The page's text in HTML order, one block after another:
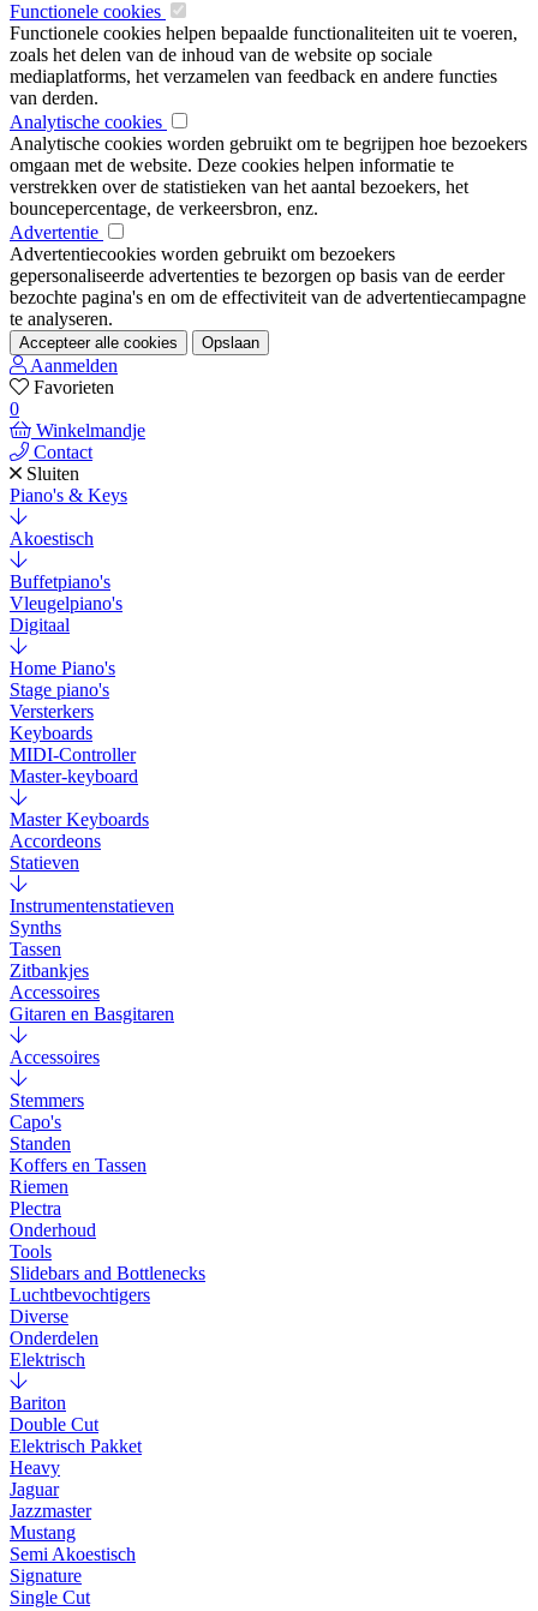
Functionele cookies
Functionele cookies helpen bepaalde functionaliteiten uit te voeren,
zoals het delen van de inhoud van de website op sociale
mediaplatforms, het verzamelen van feedback en andere functies
van derden.
Analytische cookies
Analytische cookies worden gebruikt om te begrijpen hoe bezoekers
omgaan met de website. Deze cookies helpen informatie te
verstrekken over de statistieken van het aantal bezoekers, het
bouncepercentage, de verkeersbron, enz.
Advertentie
Advertentiecookies worden gebruikt om bezoekers
gepersonaliseerde advertenties te bezorgen op basis van de eerder
bezochte pagina's en om de effectiviteit van de advertentiecampagne
te analyseren.
Accepteer alle cookies Opslaan
Aanmelden
Favorieten
0
Winkelmandje
Contact
Sluiten
Piano's & Keys
Akoestisch
Buffetpiano's
Vleugelpiano's
Digitaal
Home Piano's
Stage piano's
Versterkers
Keyboards
MIDI-Controller
Master-keyboard
Master Keyboards
Accordeons
Statieven
Instrumentenstatieven
Synths
Tassen
Zitbankjes
Accessoires
Gitaren en Basgitaren
Accessoires
Stemmers
Capo's
Standen
Koffers en Tassen
Riemen
Plectra
Onderhoud
Tools
Slidebars and Bottlenecks
Luchtbevochtigers
Diverse
Onderdelen
Elektrisch
Bariton
Double Cut
Elektrisch Pakket
Heavy
Jaguar
Jazzmaster
Mustang
Semi Akoestisch
Signature
Single Cut